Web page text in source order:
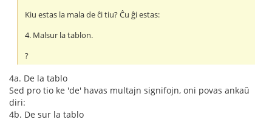
Kiu estas la mala de ĉi tiu? Ĉu ĝi estas:
4. Malsur la tablon.
?
4a. De la tablo
Sed pro tio ke 'de' havas multajn signifojn, oni povas ankaŭ
diri:
4b. De sur la tablo